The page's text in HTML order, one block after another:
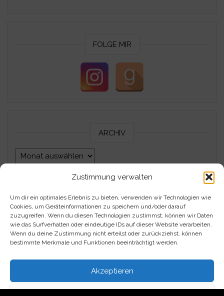
Zustimmung verwalten
Um dir ein optimales Erlebnis zu bieten, verwenden wir Technologien wie
Cookies, um Geräteinformationen zu speichern und/oder darauf
zuzugreifen. Wenn du diesen Technologien zustimmst, können wir Daten
wie das Surfverhalten oder eindeutige IDs auf dieser Website verarbeiten.
Wenn du deine Zustimmung nicht erteilst oder zurückziehst, können
bestimmte Merkmale und Funktionen beeinträchtigt werden.
Akzeptieren
FOLGE MIR
ARCHIV
Archiv
Impressum
Datenschutzerklärung
Kontakt